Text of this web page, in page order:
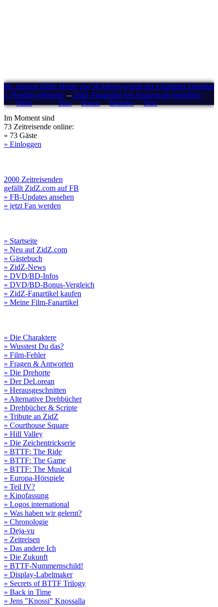
06. August 2026: Heute vor 58 Jahren wurde der Charakter Douglas
J. Needles geboren! -- ZidZ-Fanartikel bei Amazon.de bestellen!
Menü Start Forum Drehorte Stars
Im Moment sind
73 Zeitreisende online:
» 73 Gäste
» Einloggen
2000 Zeitreisenden
gefällt ZidZ.com auf FB
» FB-Updates ansehen
» jetzt Fan werden
» Startseite
» Neu auf ZidZ.com
» Gästebuch
» ZidZ-News
» DVD/BD-Infos
» DVD/BD-Bonus-Vergleich
» ZidZ-Fanartikel kaufen
» Meine Film-Fanartikel
» Die Charaktere
» Wusstest Du das?
» Film-Fehler
» Fragen & Antworten
» Die Drehorte
» Der DeLorean
» Herausgeschnitten
» Alternative Drehbücher
» Drehbücher & Scripte
» Tribute an ZidZ
» Courthouse Square
» Hill Valley
» Die Zeichentrickserie
» BTTF: The Ride
» BTTF: The Game
» BTTF: The Musical
» Europa-Hörspiele
» Teil IV?
» Kinofassung
» Logos international
» Was haben wir gelernt?
» Chronologie
» Deja-vu
» Zeitreisen
» Das andere Ich
» Die Zukunft
» BTTF-Nummernschild!
» Display-Labelmaker
» Secrets of BTTF Trilogy
» Back in Time
» Jens "Knossi" Knossalla